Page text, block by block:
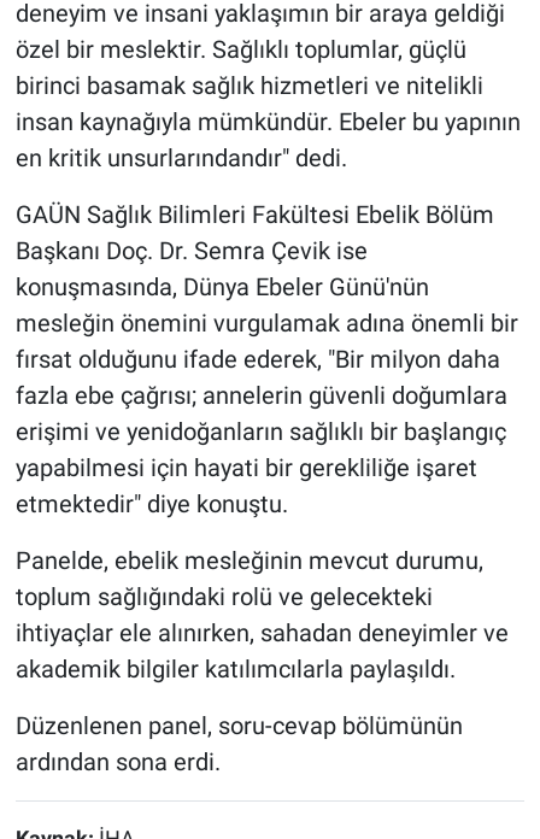
deneyim ve insani yaklaşımın bir araya geldiği
özel bir meslektir. Sağlıklı toplumlar, güçlü
birinci basamak sağlık hizmetleri ve nitelikli
insan kaynağıyla mümkündür. Ebeler bu yapının
en kritik unsurlarındandır" dedi.
GAÜN Sağlık Bilimleri Fakültesi Ebelik Bölüm
Başkanı Doç. Dr. Semra Çevik ise
konuşmasında, Dünya Ebeler Günü'nün
mesleğin önemini vurgulamak adına önemli bir
fırsat olduğunu ifade ederek, "Bir milyon daha
fazla ebe çağrısı; annelerin güvenli doğumlara
erişimi ve yenidoğanların sağlıklı bir başlangıç
yapabilmesi için hayati bir gerekliliğe işaret
etmektedir" diye konuştu.
Panelde, ebelik mesleğinin mevcut durumu,
toplum sağlığındaki rolü ve gelecekteki
ihtiyaçlar ele alınırken, sahadan deneyimler ve
akademik bilgiler katılımcılarla paylaşıldı.
Düzenlenen panel, soru-cevap bölümünün
ardından sona erdi.